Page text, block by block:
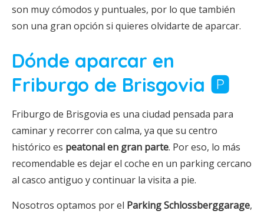
son muy cómodos y puntuales, por lo que también
son una gran opción si quieres olvidarte de aparcar.
Dónde aparcar en
Friburgo de Brisgovia 🅿️
Friburgo de Brisgovia es una ciudad pensada para
caminar y recorrer con calma, ya que su centro
histórico es peatonal en gran parte. Por eso, lo más
recomendable es dejar el coche en un parking cercano
al casco antiguo y continuar la visita a pie.
Nosotros optamos por el Parking Schlossberggarage,